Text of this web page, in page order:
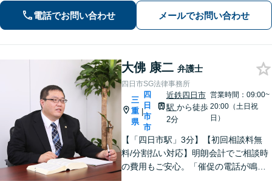
相続／刑事事件など、幅広く対応【地
域に根ざした弁護士】お気軽にお問い
合わせください。
電話でお問い合わせ メールでお問い合わせ
大佛 康二 弁護士
四日市SG法律事務所
三
重
県
|
四
日
市
市
近鉄四日市
駅 から徒歩
2分
営業時間：09:00~
20:00（土日祝
日）
【「四日市駅」3分】【初回相談料無
料/分割払い対応】明朗会計でご相談時
の費用もご安心。「催促の電話が鳴り